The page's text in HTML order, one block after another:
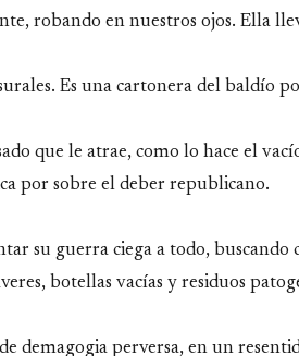
robando en nuestros ojos. Ella
Es una cartonera del baldío
que le atrae, como lo hace el
por sobre el deber republicano.
su guerra ciega a todo, buscando
botellas vacías y residuos
demagogia perversa, en un